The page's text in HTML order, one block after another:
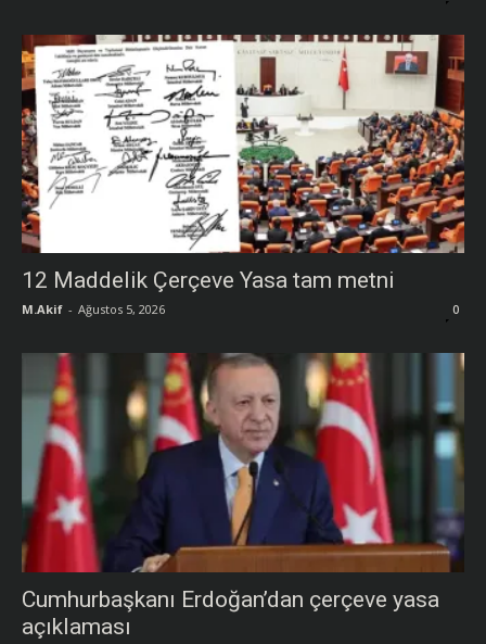
12 Maddelik Çerçeve Yasa tam metni
M.Akif - Ağustos 5, 2026 0
Cumhurbaşkanı Erdoğan’dan çerçeve yasa
açıklaması